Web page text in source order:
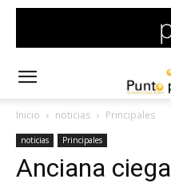
Inicio noticias Principales
noticias Principales
Anciana